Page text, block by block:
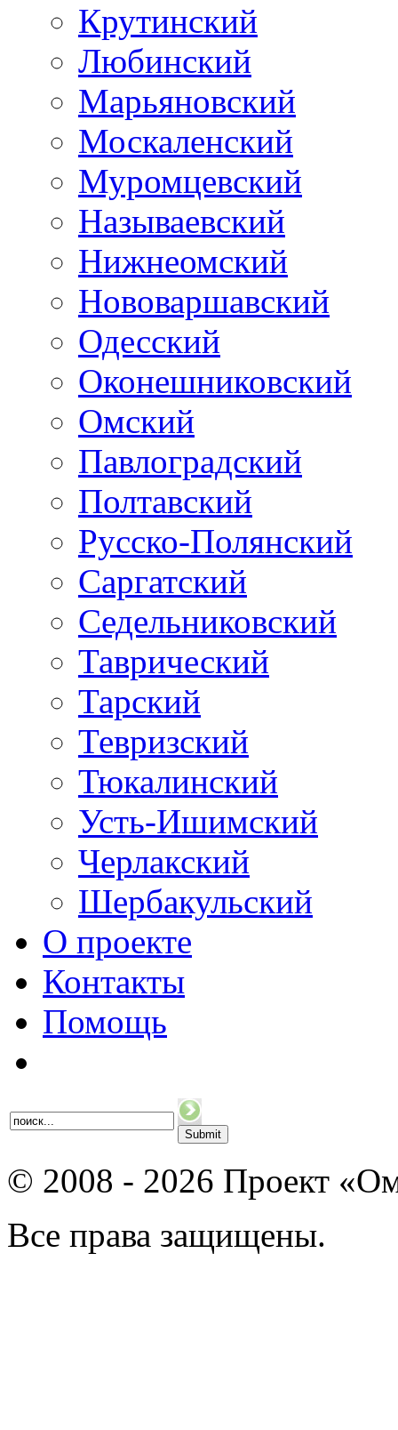
Крутинский
Любинский
Марьяновский
Москаленский
Муромцевский
Называевский
Нижнеомский
Нововаршавский
Одесский
Оконешниковский
Омский
Павлоградский
Полтавский
Русско-Полянский
Саргатский
Седельниковский
Таврический
Тарский
Тевризский
Тюкалинский
Усть-Ишимский
Черлакский
Шербакульский
О проекте
Контакты
Помощь
© 2008 - 2026 Проект
Все права защищены.